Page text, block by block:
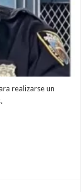
realizarse un